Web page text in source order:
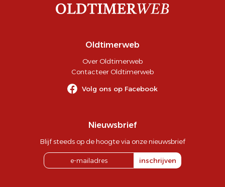
Oldtimerweb
Over Oldtimerweb
Contacteer Oldtimerweb
Volg ons op Facebook
Nieuwsbrief
Blijf steeds op de hoogte via onze nieuwsbrief
inschrijven